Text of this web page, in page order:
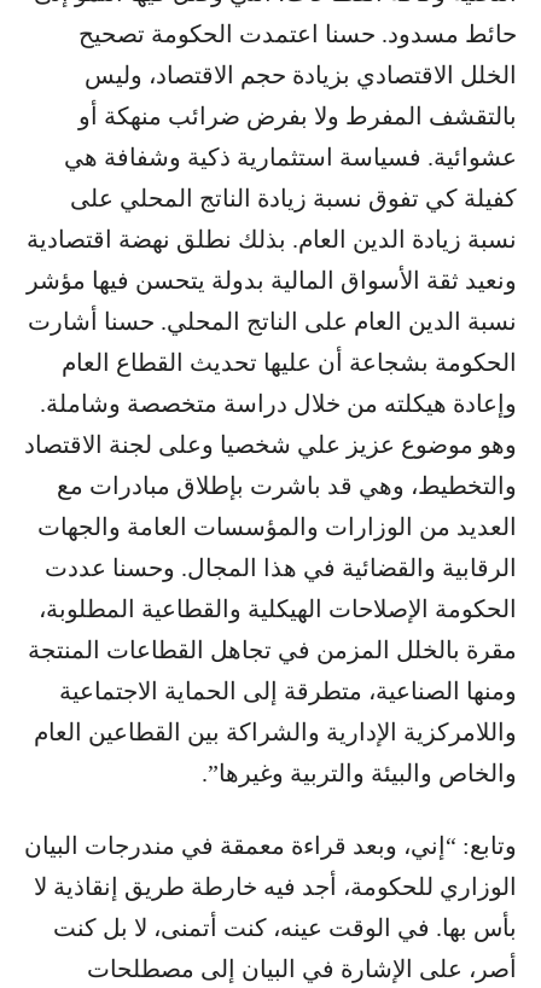
حائط مسدود. حسنا اعتمدت الحكومة تصحيح
الخلل الاقتصادي بزيادة حجم الاقتصاد، وليس
بالتقشف المفرط ولا بفرض ضرائب منهكة أو
عشوائية. فسياسة استثمارية ذكية وشفافة هي
كفيلة كي تفوق نسبة زيادة الناتج المحلي على
نسبة زيادة الدين العام. بذلك نطلق نهضة اقتصادية
ونعيد ثقة الأسواق المالية بدولة يتحسن فيها مؤشر
نسبة الدين العام على الناتج المحلي. حسنا أشارت
الحكومة بشجاعة أن عليها تحديث القطاع العام
وإعادة هيكلته من خلال دراسة متخصصة وشاملة.
وهو موضوع عزيز علي شخصيا وعلى لجنة الاقتصاد
والتخطيط، وهي قد باشرت بإطلاق مبادرات مع
العديد من الوزارات والمؤسسات العامة والجهات
الرقابية والقضائية في هذا المجال. وحسنا عددت
الحكومة الإصلاحات الهيكلية والقطاعية المطلوبة،
مقرة بالخلل المزمن في تجاهل القطاعات المنتجة
ومنها الصناعية، متطرقة إلى الحماية الاجتماعية
واللامركزية الإدارية والشراكة بين القطاعين العام
والخاص والبيئة والتربية وغيرها”.
وتابع: “إني، وبعد قراءة معمقة في مندرجات البيان
الوزاري للحكومة، أجد فيه خارطة طريق إنقاذية لا
بأس بها. في الوقت عينه، كنت أتمنى، لا بل كنت
أصر، على الإشارة في البيان إلى مصطلحات